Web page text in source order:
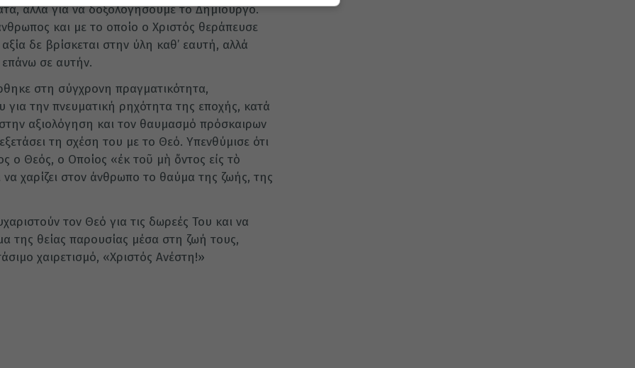
αλλά για να δοξολογήσουμε το Δημιουργό.
και με το οποίο ο Χριστός θεράπευσε
δε βρίσκεται στην ύλη καθ’ εαυτή, αλλά
επάνω σε αυτήν.
στη σύγχρονη πραγματικότητα,
την πνευματική ρηχότητα της εποχής, κατά
αξιολόγηση και τον θαυμασμό πρόσκαιρων
τη σχέση του με το Θεό. Υπενθύμισε ότι
ο Θεός, ο Οποίος «ἐκ τοῦ μὴ ὄντος εἰς τὸ
να χαρίζει στον άνθρωπο το θαύμα της ζωής, της
τον Θεό για τις δωρεές Του και να
της θείας παρουσίας μέσα στη ζωή τους,
χαιρετισμό, «Χριστός Ανέστη!»